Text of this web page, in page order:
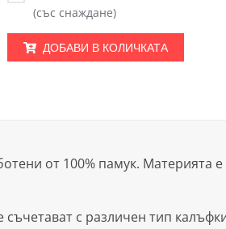
(със снаждане)
ДОБАВИ В КОЛИЧКАТА
от 100% памук. Материята
с различен тип